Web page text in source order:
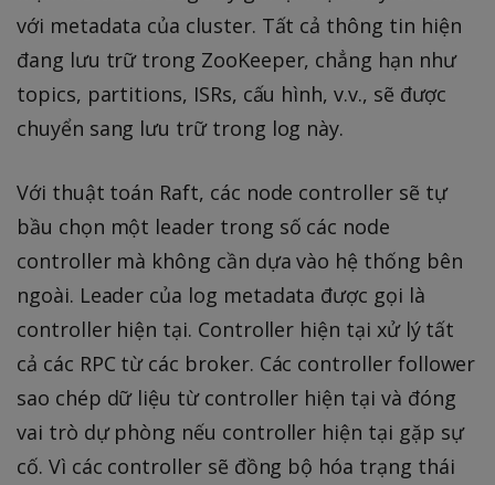
với metadata của cluster. Tất cả thông tin hiện
đang lưu trữ trong ZooKeeper, chẳng hạn như
topics, partitions, ISRs, cấu hình, v.v., sẽ được
chuyển sang lưu trữ trong log này.
Với thuật toán Raft, các node controller sẽ tự
bầu chọn một leader trong số các node
controller mà không cần dựa vào hệ thống bên
ngoài. Leader của log metadata được gọi là
controller hiện tại. Controller hiện tại xử lý tất
cả các RPC từ các broker. Các controller follower
sao chép dữ liệu từ controller hiện tại và đóng
vai trò dự phòng nếu controller hiện tại gặp sự
cố. Vì các controller sẽ đồng bộ hóa trạng thái